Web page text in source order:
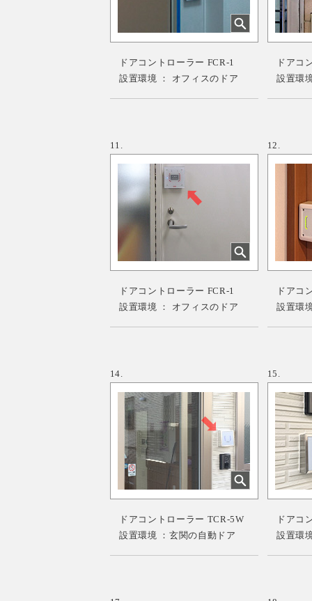
ドアコントローラー FCR-1
設置環境 ： オフィスのドア
ドアコ
設置環
11. 12.
ドアコントローラー FCR-1
設置環境 ： オフィスのドア
ドアコ
設置環
14. 15.
ドアコントローラー TCR-5W
設置環境 ：玄関の自動ドア
ドアコ
設置環